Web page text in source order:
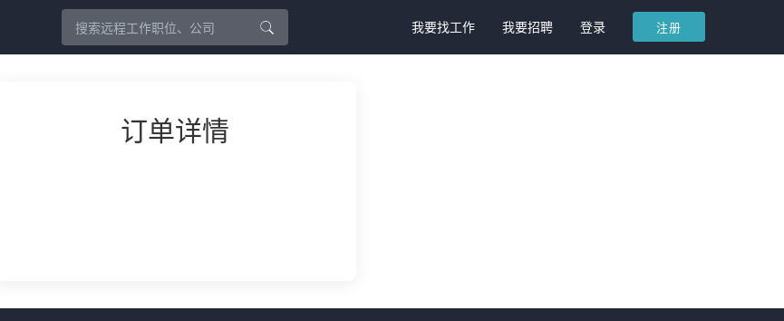
我要找工作 我要招聘 登录 注册
订单详情